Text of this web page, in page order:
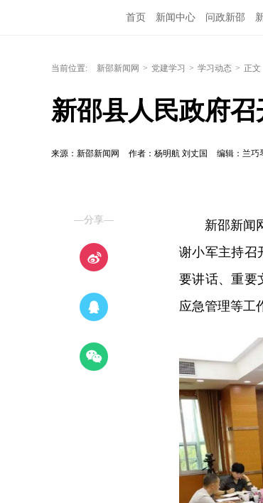
首页 新闻中心 问政新邵
当前位置: 新邵新闻网 > 党建学习 > 学习动态 > 正文
新邵县人民政府召
来源：新邵新闻网 作者：杨明航 刘丈国 编辑：兰巧
—分享—
新邵新闻
谢小军主持召
要讲话、重要
应急管理等工